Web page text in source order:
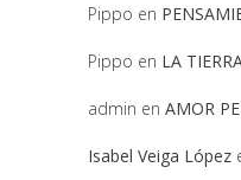
Pippo en
Pippo en LA
admin en AMOR
Isabel Veiga López